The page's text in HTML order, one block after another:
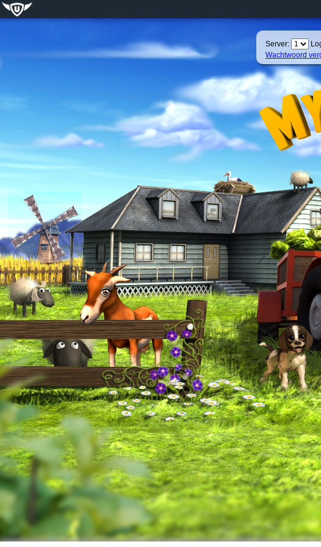
Server:
Wachtwoord